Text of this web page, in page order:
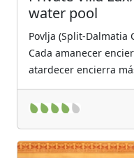
water pool
Povlja (Split-Dalmatia
Cada amanecer
atardecer encierra